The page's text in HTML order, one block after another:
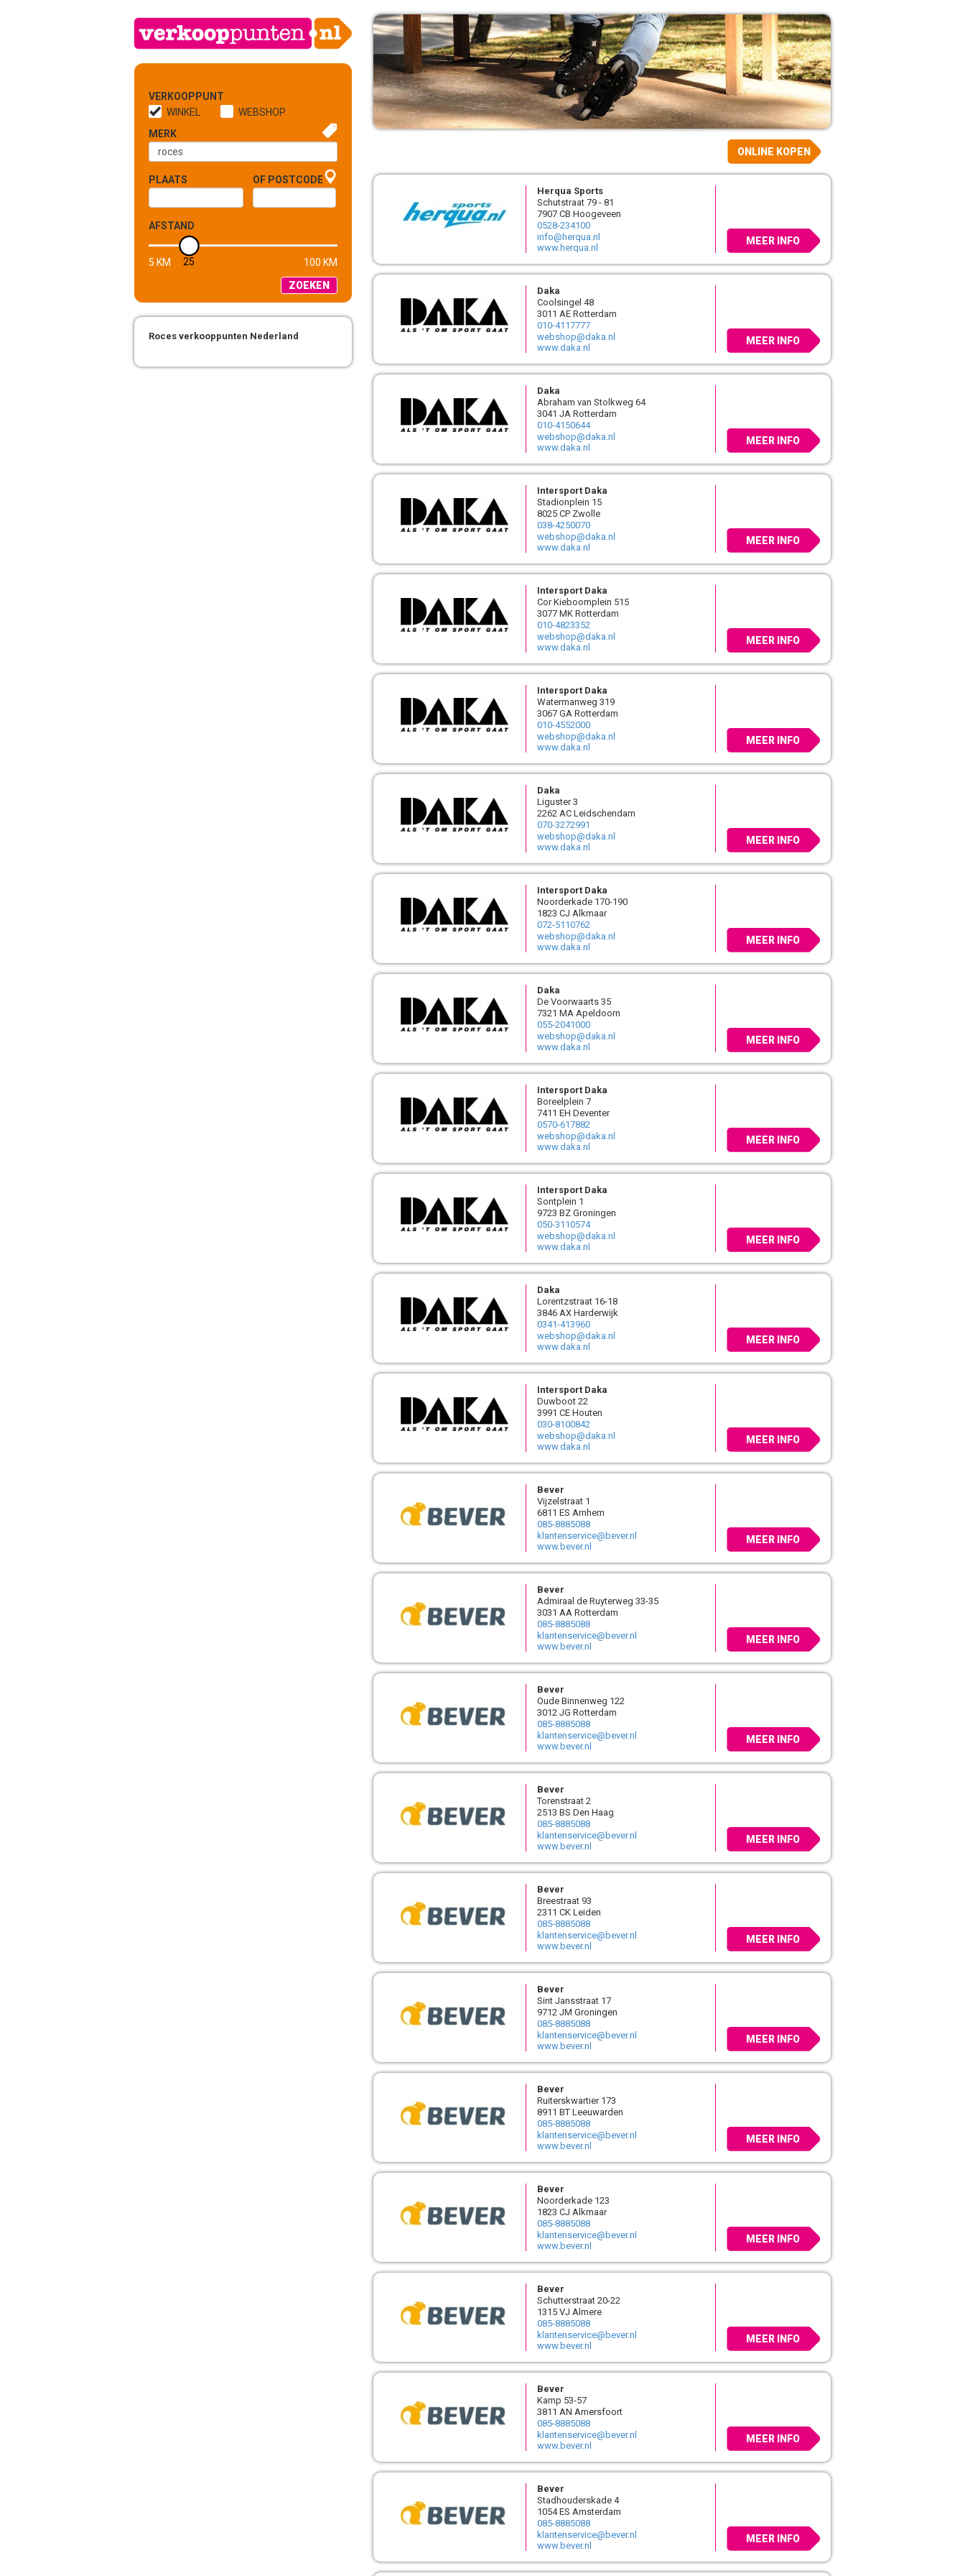
VERKOOPPUNT
WINKEL
WEBSHOP
MERK
PLAATS OF POSTCODE
AFSTAND
5 KM 25
100 KM
ZOEKEN
Roces verkooppunten Nederland
ONLINE KOPEN
Herqua Sports
Schutstraat 79 - 81
7907 CB Hoogeveen
0528-234100
info@herqua.nl
www.herqua.nl
MEER INFO
Daka
Coolsingel 48
3011 AE Rotterdam
010-4117777
webshop@daka.nl
www.daka.nl
MEER INFO
Daka
Abraham van Stolkweg 64
3041 JA Rotterdam
010-4150644
webshop@daka.nl
www.daka.nl
MEER INFO
Intersport Daka
Stadionplein 15
8025 CP Zwolle
038-4250070
webshop@daka.nl
www.daka.nl
MEER INFO
Intersport Daka
Cor Kieboomplein 515
3077 MK Rotterdam
010-4823352
webshop@daka.nl
www.daka.nl
MEER INFO
Intersport Daka
Watermanweg 319
3067 GA Rotterdam
010-4552000
webshop@daka.nl
www.daka.nl
MEER INFO
Daka
Liguster 3
2262 AC Leidschendam
070-3272991
webshop@daka.nl
www.daka.nl
MEER INFO
Intersport Daka
Noorderkade 170-190
1823 CJ Alkmaar
072-5110762
webshop@daka.nl
www.daka.nl
MEER INFO
Daka
De Voorwaarts 35
7321 MA Apeldoorn
055-2041000
webshop@daka.nl
www.daka.nl
MEER INFO
Intersport Daka
Boreelplein 7
7411 EH Deventer
0570-617882
webshop@daka.nl
www.daka.nl
MEER INFO
Intersport Daka
Sontplein 1
9723 BZ Groningen
050-3110574
webshop@daka.nl
www.daka.nl
MEER INFO
Daka
Lorentzstraat 16-18
3846 AX Harderwijk
0341-413960
webshop@daka.nl
www.daka.nl
MEER INFO
Intersport Daka
Duwboot 22
3991 CE Houten
030-8100842
webshop@daka.nl
www.daka.nl
MEER INFO
Bever
Vijzelstraat 1
6811 ES Arnhem
085-8885088
klantenservice@bever.nl
www.bever.nl
MEER INFO
Bever
Admiraal de Ruyterweg 33-35
3031 AA Rotterdam
085-8885088
klantenservice@bever.nl
www.bever.nl
MEER INFO
Bever
Oude Binnenweg 122
3012 JG Rotterdam
085-8885088
klantenservice@bever.nl
www.bever.nl
MEER INFO
Bever
Torenstraat 2
2513 BS Den Haag
085-8885088
klantenservice@bever.nl
www.bever.nl
MEER INFO
Bever
Breestraat 93
2311 CK Leiden
085-8885088
klantenservice@bever.nl
www.bever.nl
MEER INFO
Bever
Sint Jansstraat 17
9712 JM Groningen
085-8885088
klantenservice@bever.nl
www.bever.nl
MEER INFO
Bever
Ruiterskwartier 173
8911 BT Leeuwarden
085-8885088
klantenservice@bever.nl
www.bever.nl
MEER INFO
Bever
Noorderkade 123
1823 CJ Alkmaar
085-8885088
klantenservice@bever.nl
www.bever.nl
MEER INFO
Bever
Schutterstraat 20-22
1315 VJ Almere
085-8885088
klantenservice@bever.nl
www.bever.nl
MEER INFO
Bever
Kamp 53-57
3811 AN Amersfoort
085-8885088
klantenservice@bever.nl
www.bever.nl
MEER INFO
Bever
Stadhouderskade 4
1054 ES Amsterdam
085-8885088
klantenservice@bever.nl
www.bever.nl
MEER INFO